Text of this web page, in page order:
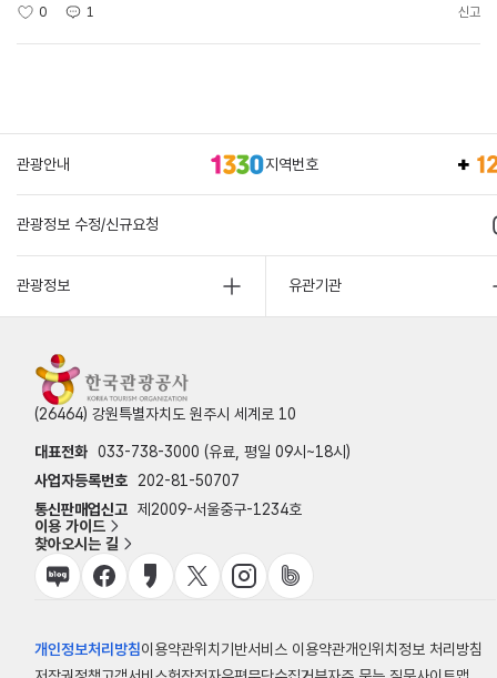
0 1 신고
관광안내 지역번호
관광정보 수정/신규요청
관광정보 유관기관
(26464) 강원특별자치도 원주시 세계로 10
대표전화 033-738-3000 (유료, 평일 09시~18시)
사업자등록번호
202-81-50707
통신판매업신고 제2009-서울중구-1234호
이용 가이드
찾아오시는 길
개인정보처리방침이용약관위치기반서비스 이용약관개인위치정보 처리방침